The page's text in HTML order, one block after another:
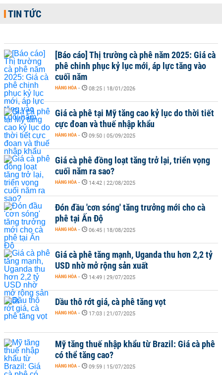
TIN TỨC
[Báo cáo] Thị trường cà phê năm 2025: Giá cà
phê chinh phục kỷ lục mới, áp lực tăng vào
cuối năm
HÀNG HÓA - 08:25 | 18/01/2026
Giá cà phê tại Mỹ tăng cao kỷ lục do thời tiết
cực đoan và thuế nhập khẩu
HÀNG HÓA - 09:50 | 05/09/2025
Giá cà phê đồng loạt tăng trở lại, triển vọng
cuối năm ra sao?
HÀNG HÓA - 14:42 | 22/08/2025
Đón đầu 'cơn sóng' tăng trưởng mới cho cà
phê tại Ấn Độ
HÀNG HÓA - 06:45 | 18/08/2025
Giá cà phê tăng mạnh, Uganda thu hơn 2,2 tỷ
USD nhờ mở rộng sản xuất
HÀNG HÓA - 14:49 | 29/07/2025
Dầu thô rớt giá, cà phê tăng vọt
HÀNG HÓA - 17:03 | 21/07/2025
Mỹ tăng thuế nhập khẩu từ Brazil: Giá cà phê
có thể tăng cao?
HÀNG HÓA - 09:59 | 15/07/2025